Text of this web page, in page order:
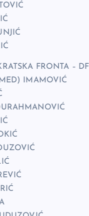
FRONTA – DF
IMAMOVIĆ